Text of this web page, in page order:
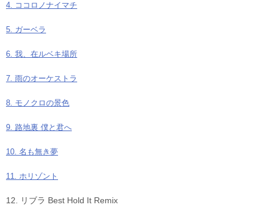
4. ココロノナイマチ
5. ガーベラ
6. 我、在ルベキ場所
7. 雨のオーケストラ
8. モノクロの景色
9. 路地裏 僕と君へ
10. 名も無き夢
11. ホリゾント
12. リブラ Best Hold It Remix